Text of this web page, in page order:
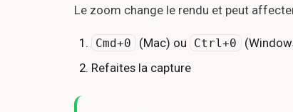
Le zoom change le rendu et peut
Cmd+0 (Mac) ou Ctrl+0
Refaites la capture